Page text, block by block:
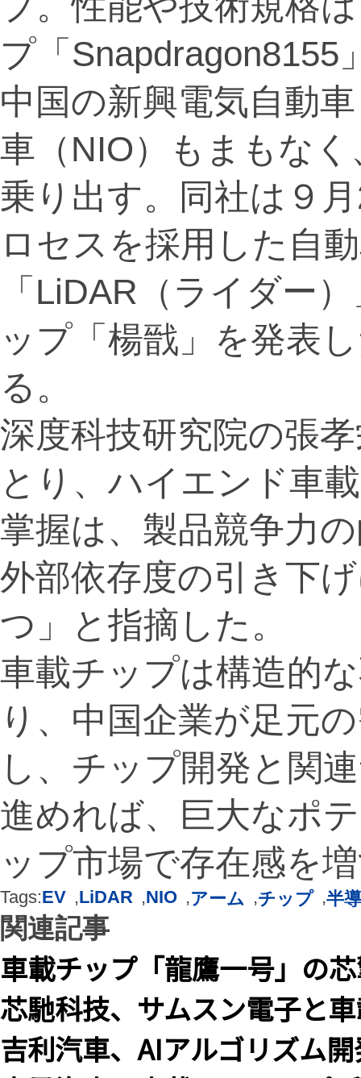
プ「Snapdragon8155
中国の新興電気自動
車（NIO）もまもな
乗り出す。同社は９
ロセスを採用した自
「LiDAR（ライダー
ップ「楊戩」を発表
る。
深度科技研究院の張
とり、ハイエンド車
掌握は、製品競争力
外部依存度の引き下
つ」と指摘した。
車載チップは構造的
り、中国企業が足元
し、チップ開発と関
進めれば、巨大なポ
ップ市場で存在感を
Tags:EV ,LiDAR ,NIO ,アーム ,チップ ,半
関連記事
車載チップ「龍鷹一号」の
芯馳科技、サムスン電子と
吉利汽車、AIアルゴリズム